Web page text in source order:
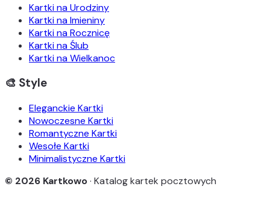
Kartki na Urodziny
Kartki na Imieniny
Kartki na Rocznicę
Kartki na Ślub
Kartki na Wielkanoc
🎨 Style
Eleganckie Kartki
Nowoczesne Kartki
Romantyczne Kartki
Wesołe Kartki
Minimalistyczne Kartki
© 2026 Kartkowo· Katalog kartek pocztowych